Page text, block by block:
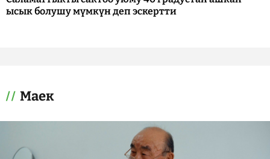
ысык болушу мүмкүн деп эскертти
Маек